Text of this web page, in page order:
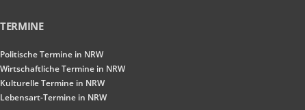
TERMINE
Politische Termine in NRW
Wirtschaftliche Termine in NRW
Kulturelle Termine in NRW
Lebensart-Termine in NRW